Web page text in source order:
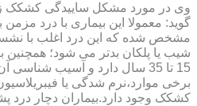
وی در مورد مشکل ساییدگی کشکک
گوید: معمولا این بیماری با درد
مشخص شده که این درد اغلب با
شیب یا پلکان بدتر می شود؛ همچنین
15 تا 35 سال دارد و آسیب
برخی موارد،نرم شدگی یا
کشکک وجود دارد.بیماران دچار درد